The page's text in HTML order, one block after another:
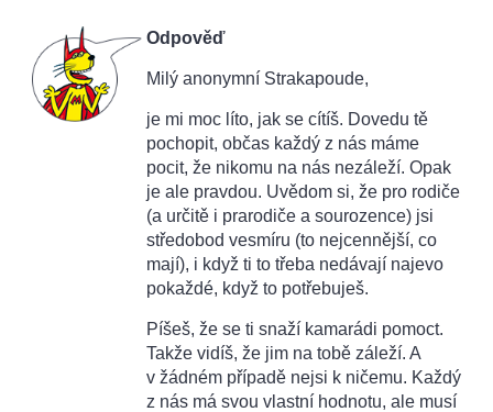
Odpověď
Milý anonymní Strakapoude,
je mi moc líto, jak se cítíš. Dovedu tě
pochopit, občas každý z nás máme
pocit, že nikomu na nás nezáleží. Opak
je ale pravdou. Uvědom si, že pro rodiče
(a určitě i prarodiče a sourozence) jsi
středobod vesmíru (to nejcennější, co
mají), i když ti to třeba nedávají najevo
pokaždé, když to potřebuješ.
Píšeš, že se ti snaží kamarádi pomoct.
Takže vidíš, že jim na tobě záleží. A
v žádném případě nejsi k ničemu. Každý
z nás má svou vlastní hodnotu, ale musí